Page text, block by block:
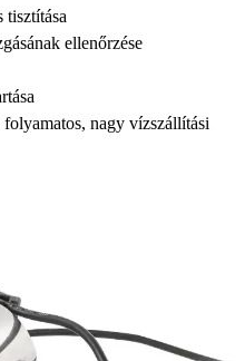
tisztítása
ellenőrzése
nagy vízszállítási